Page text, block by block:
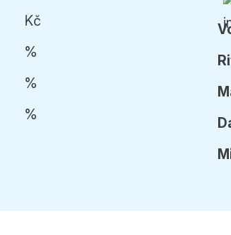
Kč
%
%
%